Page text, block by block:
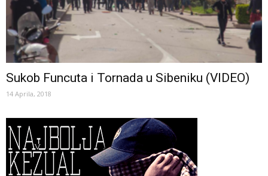
Sukob Funcuta i Tornada u Sibeniku (VIDEO)
14 Aprila, 2018